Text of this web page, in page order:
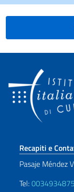
Recapiti e
Pasaje Méndez
Tel: